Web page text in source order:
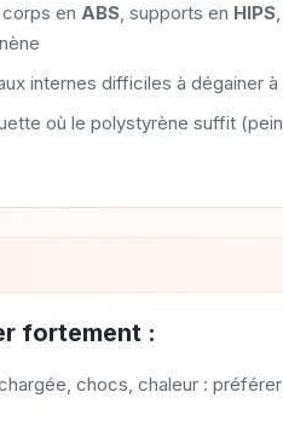
en ABS, supports en HIPS,
internes difficiles à dégainer à
où le polystyrène suffit
fortement :
chocs, chaleur :